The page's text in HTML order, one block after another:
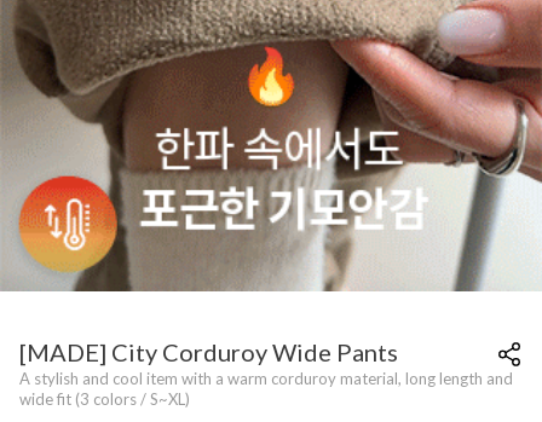
[MADE] City Corduroy Wide Pants
A stylish and cool item with a warm corduroy material, long length and
wide fit (3 colors / S~XL)